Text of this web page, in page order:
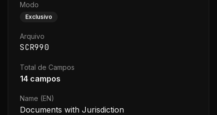
Modo
Exclusivo
Arquivo
SCR990
Total de Campos
14 campos
Name (EN)
Documents with Jurisdiction